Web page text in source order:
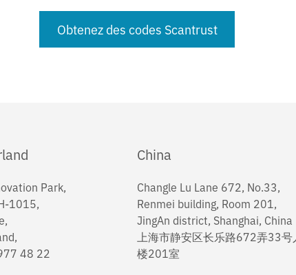
Obtenez des codes Scantrust
Park,
1015,
48 22
China
Changle Lu Lane 672, No.33,
Renmei building, Room 201,
JingAn district, Shanghai, China
上海市静安区长乐路672弄33号
楼201室